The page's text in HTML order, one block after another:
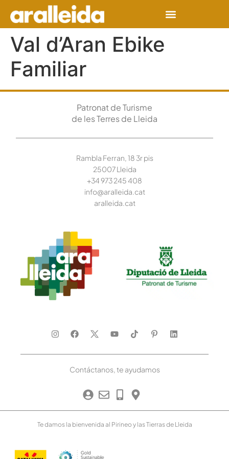
Val d’Aran Ebike
Familiar
Patronat de Turisme
de les Terres de Lleida
Rambla Ferran, 18 3r pis
25007 Lleida
+34 973 245408
info@aralleida.cat
aralleida.cat
Contáctanos, te ayudamos
Te damos la bienvenida al Pirineo y las Tierras de Lleida